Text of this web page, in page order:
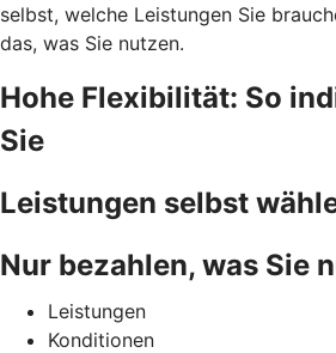
selbst, welche Leistungen Sie
das, was Sie nutzen.
Hohe Flexibilität: So
Sie
Leistungen selbst
Nur bezahlen, was Sie
Leistungen
Konditionen